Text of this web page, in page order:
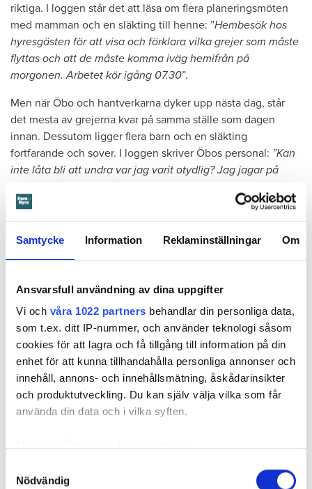
Samtycke Information Reklaminställningar Om
Ansvarsfull användning av dina uppgifter
Vi och våra 1022 partners behandlar din personliga data,
som t.ex. ditt IP-nummer, och använder teknologi såsom
cookies för att lagra och få tillgång till information på din
enhet för att kunna tillhandahålla personliga annonser och
innehåll, annons- och innehållsmätning, åskådarinsikter
och produktutveckling. Du kan själv välja vilka som får
använda din data och i vilka syften.
som kan ha en noggrannhet på upp till flera meter
Nödvändig
riktiga. I loggen står det att läsa om flera planeringsmöten
med mamman och en släkting till henne: ”Hembesök hos
hyresgästen för att visa och förklara vilka grejer som måste
flyttas och att de måste komma iväg hemifrån på
morgonen. Arbetet kör igång 07.30”.
Men när Öbo och hantverkarna dyker upp nästa dag, står
det mesta av grejerna kvar på samma ställe som dagen
innan. Dessutom ligger flera barn och en släkting
fortfarande och sover. I loggen skriver Öbos personal: ”Kan
inte låta bli att undra var jag varit otydlig? Jag jagar på
familjen så gott det går. Allt för att arbetet inte ska försenas
ytterligare. Till sist kommer familjen i väg så att vi kan
börja”.
Läs också
Mamman bär ansvar
Notan för att åtgärda vattenskadan landade på 274 885
kronor.
I stämningsansökan skriver Öbos ombud att även om det
enligt uppgifterna är barnet som orsakat skadan, är det
mamman som står på kontraktet. Därmed bär hon ansvar för
från att orsaka skadan eller begränsat den, är det mamman